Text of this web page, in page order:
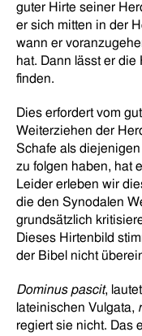
guter Hirte seiner
er sich mitten in der
wann er
hat. Dann lässt er
finden.
Dies erfordert vom
Weiterziehen der
Schafe als
zu folgen haben, hat
Leider erleben wir
die den Synodalen
grundsätzlich
Dieses Hirtenbild
der Bibel nicht
Dominus pascit,
lateinischen Vulgata,
regiert sie nicht. Das